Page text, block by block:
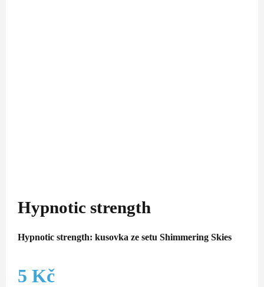
Hypnotic strength
Hypnotic strength: kusovka ze setu Shimmering Skies
5 Kč